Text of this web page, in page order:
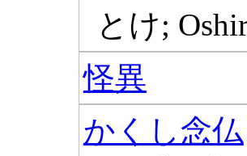
とけ;
怪異
かくし念仏